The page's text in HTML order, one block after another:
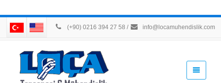
(+90) 0216 394 27 58 / info@locamuhendislik.com